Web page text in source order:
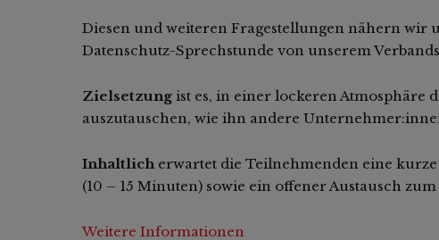
Diesen und weiteren Fragestellungen nähern wir
Datenschutz-Sprechstunde von unserem
Zielsetzung ist es, in einer lockeren Atmosphäre
auszutauschen, wie ihn andere
Inhaltlich erwartet die Teilnehmenden eine
(10 – 15 Minuten) sowie ein offener Austausch
Weitere Informationen